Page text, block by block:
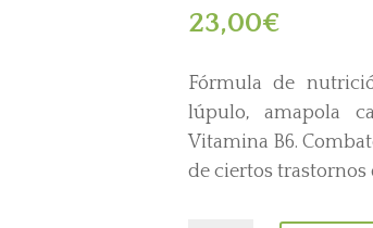
23,00€
Fórmula de
lúpulo, amapola
Vitamina B6.
de ciertos trastornos